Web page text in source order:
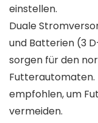
einstellen.
Duale
und Batterien (3
sorgen für den
Futterautomaten.
empfohlen, um
vermeiden.